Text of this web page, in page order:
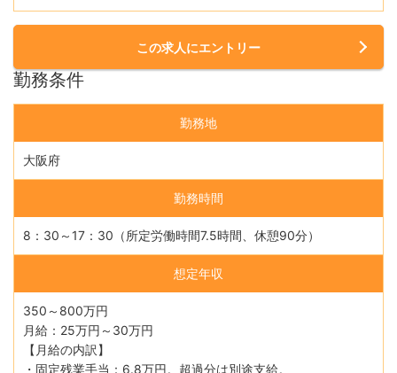
この求人にエントリー
勤務条件
勤務地
大阪府
勤務時間
8：30～17：30（所定労働時間7.5時間、休憩90分）
想定年収
350～800万円
月給：25万円～30万円
【月給の内訳】
・固定残業手当：6.8万円。超過分は別途支給。